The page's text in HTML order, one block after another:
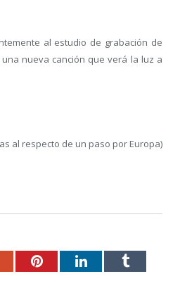
al estudio de grabación de
nueva canción que verá la luz a
al respecto de un paso por Europa)
PinterestLinkedInTumblr